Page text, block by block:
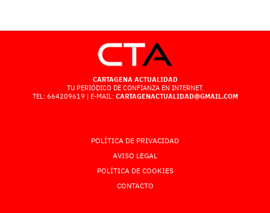
CARTAGENA ACTUALIDAD
TU PERIÓDICO DE CONFIANZA EN INTERNET.
TEL: 664209619 | E-MAIL: CARTAGENACTUALIDAD@GMAIL.COM
POLÍTICA DE PRIVACIDAD
AVISO LEGAL
POLÍTICA DE COOKIES
CONTACTO